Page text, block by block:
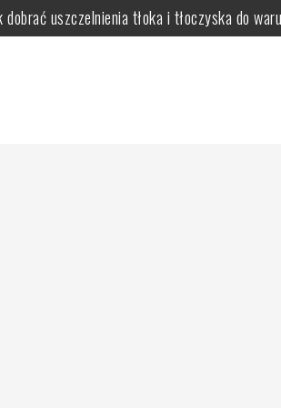
uszczelnienia tłoka i tłoczyska do
zgryzu?
zapewni trwałą elewację i taras?
dla zdrowia